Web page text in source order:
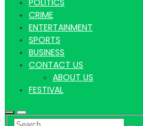
POLITICS
CRIME
ENTERTAINMENT
SPORTS
BUSINESS
CONTACT US
ABOUT US
FESTIVAL